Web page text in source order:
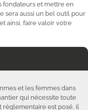
fondateurs et mettre en
sera aussi un bel outil pour
ainsi, faire valoir votre
et les femmes dans
qui nécessite toute
réglementaire est posé, il